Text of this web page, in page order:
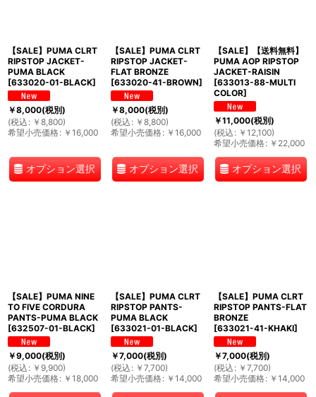
【SALE】PUMA CLRT
RIPSTOP JACKET-
PUMA BLACK
[633020-01-BLACK]
￥8,000(税別)
(税込 : ￥ 8,800)
希望小売価格: ￥ 16,000
オプション選択
【SALE】PUMA CLRT
RIPSTOP JACKET-
FLAT BRONZE
[633020-41-BROWN]
￥8,000(税別)
(税込 : ￥ 8,800)
希望小売価格: ￥ 16,000
オプション選択
【SALE】【送料無料】
PUMA AOP RIPSTOP
JACKET-RAISIN
[633013-88-MULTI
COLOR]
￥11,000(税別)
(税込 : ￥ 12,100)
希望小売価格: ￥ 22,000
オプション選択
【SALE】PUMA NINE
TO FIVE CORDURA
PANTS-PUMA BLACK
[632507-01-BLACK]
￥9,000(税別)
(税込 : ￥ 9,900)
希望小売価格: ￥ 18,000
【SALE】PUMA CLRT
RIPSTOP PANTS-
PUMA BLACK
[633021-01-BLACK]
￥7,000(税別)
(税込 : ￥ 7,700)
希望小売価格: ￥ 14,000
【SALE】PUMA CLRT
RIPSTOP PANTS-FLAT
BRONZE
[633021-41-KHAKI]
￥7,000(税別)
(税込 : ￥ 7,700)
希望小売価格: ￥ 14,000